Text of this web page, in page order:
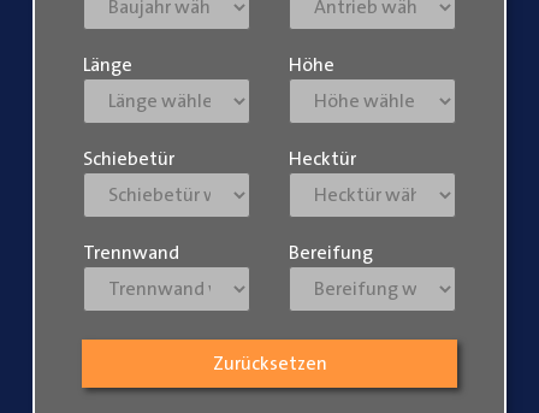
Länge Höhe
Schiebetür Hecktür
Trennwand Bereifung
Zurücksetzen